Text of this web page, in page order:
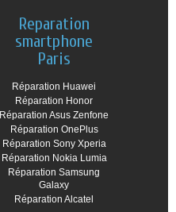
Reparation
smartphone
Paris
Réparation Huawei
Réparation Honor
Réparation Asus Zenfone
Réparation OnePlus
Réparation Sony Xperia
Réparation Nokia Lumia
Réparation Samsung
Galaxy
Réparation Alcatel